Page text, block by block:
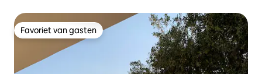
Favoriet van gasten
Favoriet van gasten